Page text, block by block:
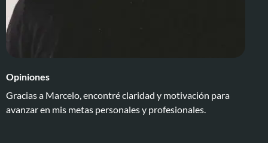
Opiniones
Gracias a Marcelo, encontré claridad y motivación para
avanzar en mis metas personales y profesionales.